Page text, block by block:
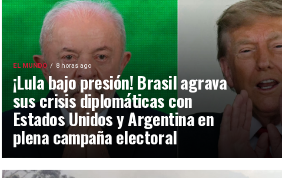
EL MUNDO 8 horas ago
¡Lula bajo presión! Brasil agrava
sus crisis diplomáticas con
Estados Unidos y Argentina en
plena campaña electoral